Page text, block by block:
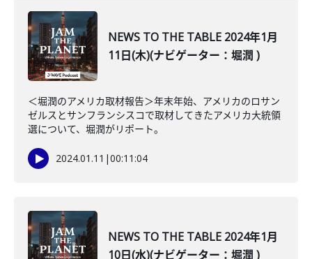
NEWS TO THE TABLE 2024年1月
11日(木)(ナビゲーター：堀潤 )
＜堀潤のアメリカ取材報告＞年末年始、アメリカのロサン
ゼルスとサンフランシスコで取材してきたアメリカ大統領
選について、堀潤がリポート。
2024.01.11 |00:11:04
NEWS TO THE TABLE 2024年1月
10日(水)(ナビゲーター：堀潤 )